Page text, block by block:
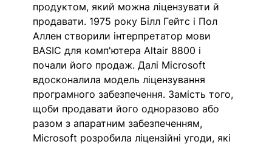
продуктом, який можна ліцензувати й
продавати. 1975 року Білл Гейтс і Пол
Аллен створили інтерпретатор мови
BASIC для комп'ютера Altair 8800 і
почали його продаж. Далі Microsoft
вдосконалила модель ліцензування
програмного забезпечення. Замість того,
щоби продавати його одноразово або
разом з апаратним забезпеченням,
Microsoft розробила ліцензійні угоди, які